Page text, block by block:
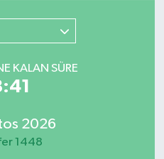
KALAN SÜRE
2026
1448